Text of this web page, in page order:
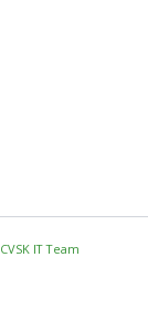
CVSK IT Team